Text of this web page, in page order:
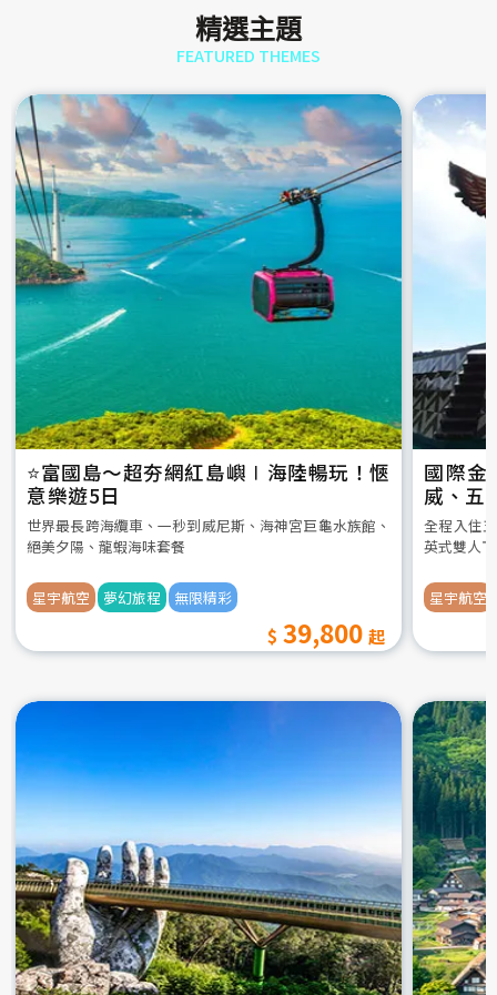
精選主題
FEATURED THEMES
⭐️富國島～超夯網紅島嶼∣海陸暢玩！愜
意樂遊5日
世界最長跨海纜車、一秒到威尼斯、海神宮巨龜水族館、
絕美夕陽、龍蝦海味套餐
星宇航空 夢幻旅程 無限精彩
39,800
國際金
威、五
全程入住
英式雙人
星宇航空